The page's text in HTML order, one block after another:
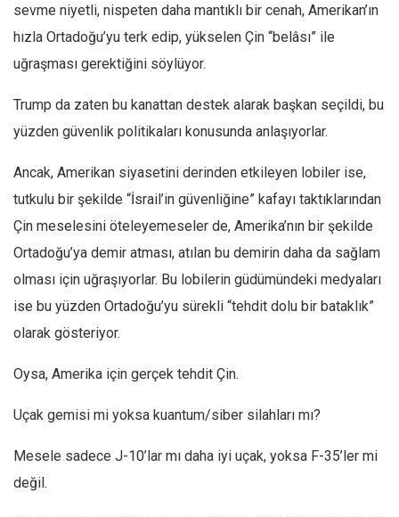
Abir E. Nahas
Amina S. Jenenkovic
Bağdagül Öz
Esra Elönü
» Yazar arşivi
Tüm Sayılar
Kategoriler
Kültür Sanat
Kitap
Karisi kitap sualleri
7 soruda bu hafta
Ekonomi
Sağlık
sevme niyetli, nispeten daha mantıklı bir cenah, Amerikan’ın
hızla Ortadoğu’yu terk edip, yükselen Çin “belâsı” ile
uğraşması gerektiğini söylüyor.
Trump da zaten bu kanattan destek alarak başkan seçildi, bu
yüzden güvenlik politikaları konusunda anlaşıyorlar.
Ancak, Amerikan siyasetini derinden etkileyen lobiler ise,
tutkulu bir şekilde “İsrail’in güvenliğine” kafayı taktıklarından
Çin meselesini öteleyemeseler de, Amerika’nın bir şekilde
Ortadoğu’ya demir atması, atılan bu demirin daha da sağlam
olması için uğraşıyorlar. Bu lobilerin güdümündeki medyaları
ise bu yüzden Ortadoğu’yu sürekli “tehdit dolu bir bataklık”
olarak gösteriyor.
Oysa, Amerika için gerçek tehdit Çin.
Uçak gemisi mi yoksa kuantum/siber silahları mı?
Mesele sadece J-10’lar mı daha iyi uçak, yoksa F-35’ler mi
değil.